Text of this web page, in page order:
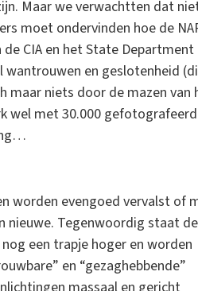
Maar we verwachtten dat
moet ondervinden hoe de
de CIA en het State
wantrouwen en geslotenheid
maar niets door de mazen van
wel met 30.000
worden evengoed vervalst of
nieuwe. Tegenwoordig staat
een trapje hoger en worden
en “gezaghebbende”